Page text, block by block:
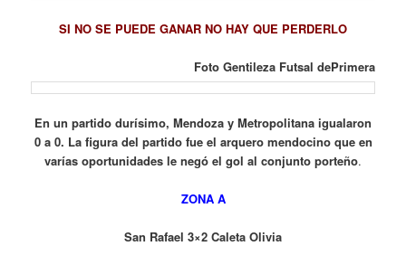
SI NO SE PUEDE GANAR NO HAY QUE PERDERLO
Foto Gentileza Futsal dePrimera
En un partido durísimo, Mendoza y Metropolitana igualaron
0 a 0. La figura del partido fue el arquero mendocino que en
varías oportunidades le negó el gol al conjunto porteño.
ZONA A
San Rafael 3×2 Caleta Olivia